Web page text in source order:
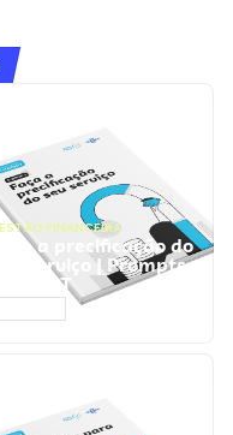
FINANCEIRA
Faça a precificação do
seu serviço | Prompts
ChatGPT